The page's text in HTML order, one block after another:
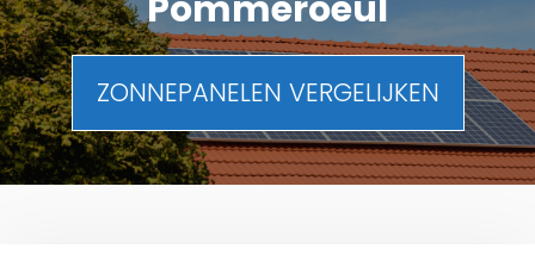
ZONNEPANELEN VERGELIJKEN